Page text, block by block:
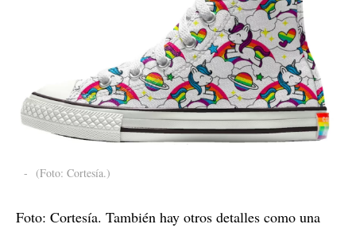
- (Foto: Cortesía.)
Foto: Cortesía. También hay otros detalles como una